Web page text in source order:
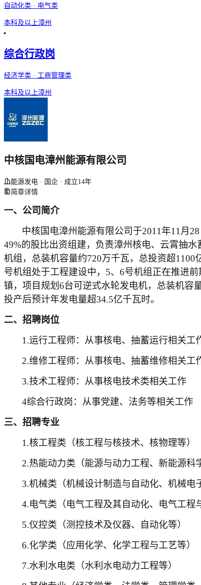
自动化类 · 电气类
本科及以上漳州
综合行政岗
经济学类 · 工商管理类
本科及以上漳州
中核国电漳州能源有限公司
能源发电 · 国企 · 成立14年
简章详情
一、公司简介
中核国电漳州能源有限公司于2011年11月
49%的股比出资组建，负责漳州核电、云霄抽
机组，总装机容量约720万千瓦，总投资超1100
号机组处于工程建设中， 5、6号机组正在推进前
镇，项目规划6台可逆式水轮发电机，总装机容
投产后预计年发电量超34.5亿千瓦时。
二、招聘岗位
1.运行工程师：从事核电、抽蓄运行相关工
2.维修工程师：从事核电、抽蓄维修相关工
3.技术工程师：从事核电技术类相关工作
4综合行政岗：从事党建、法务等相关工作
三、招聘专业
1.核工程类（核工程与核技术、核物理等）
2.热能动力类（能源与动力工程、新能源科
3.机械类（机械设计制造与自动化、机械电
4.电气类（电气工程及其自动化、电气工程
5.仪控类（测控技术及仪器、自动化等）
6.化学类（应用化学、化学工程与工艺等）
7.水利水电类（水利水电动力工程等）